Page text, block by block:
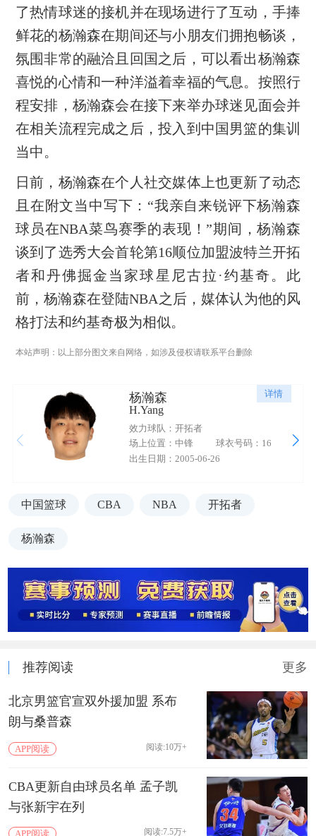
了热情球迷的接机并在现场进行了互动，手捧
鲜花的杨瀚森在期间还与小朋友们拥抱畅谈，
氛围非常的融洽且回国之后，可以看出杨瀚森
喜悦的心情和一种洋溢着幸福的气息。按照行
程安排，杨瀚森会在接下来举办球迷见面会并
在相关流程完成之后，投入到中国男篮的集训
当中。
日前，杨瀚森在个人社交媒体上也更新了动态
且在附文当中写下：“我亲自来锐评下杨瀚森
球员在NBA菜鸟赛季的表现！”期间，杨瀚森
谈到了选秀大会首轮第16顺位加盟波特兰开拓
者和丹佛掘金当家球星尼古拉·约基奇。此
前，杨瀚森在登陆NBA之后，媒体认为他的风
格打法和约基奇极为相似。
本站声明：以上部分图文来自网络，如涉及侵权请联系平台删除
详情
杨瀚森
H.Yang
效力球队：开拓者
场上位置：中锋
球衣号码：16
出生日期：2005-06-26
中国篮球 CBA NBA 开拓者
杨瀚森
推荐阅读 更多
北京男篮官宣双外援加盟 系布
朗与桑普森
APP阅读 阅读:10万+
CBA更新自由球员名单 孟子凯
与张新宇在列
APP阅读 阅读:7.5万+